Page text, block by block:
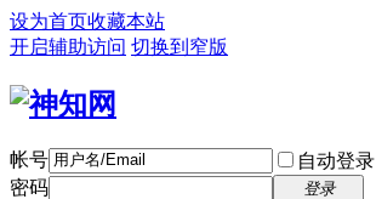
设为首页收藏本站
开启辅助访问 切换到窄版
帐号 自动登录
密码
登录